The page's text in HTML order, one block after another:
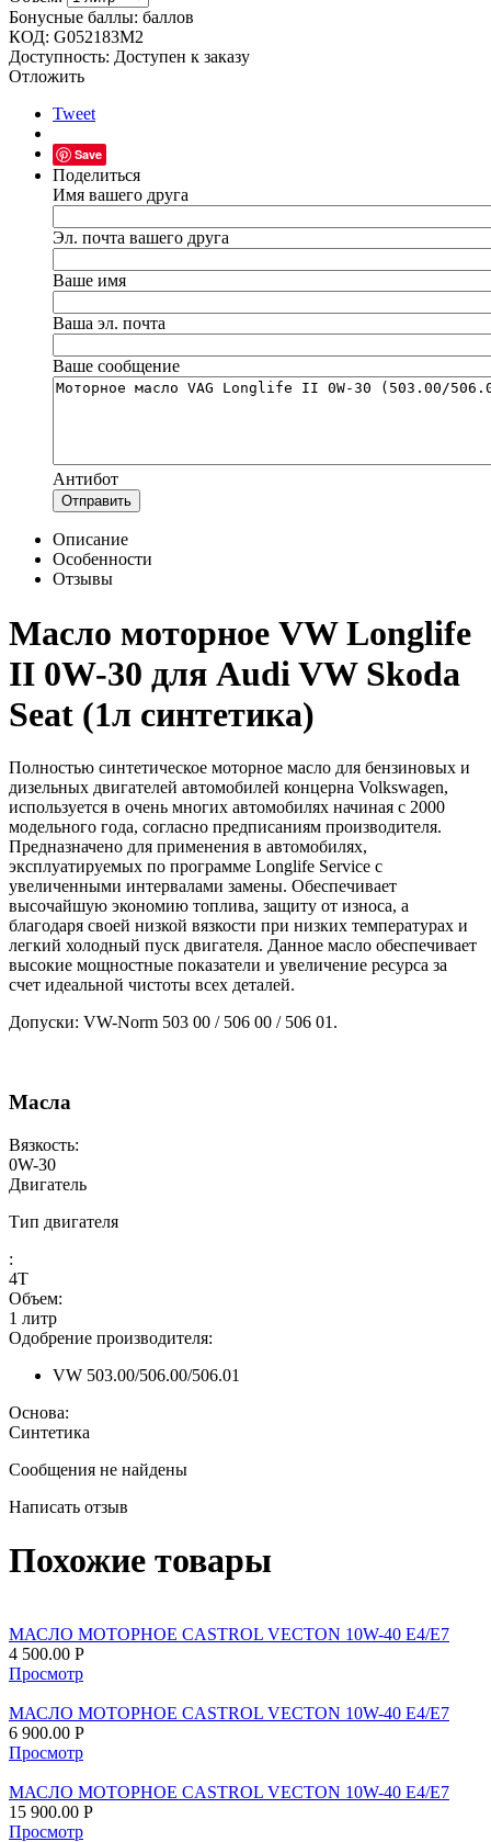
Бонусные баллы: баллов
КОД: G052183M2
Доступность: Доступен к заказу
Отложить
Tweet
Save
Поделиться
Имя вашего друга
Эл. почта вашего друга
Ваше имя
Ваша эл. почта
Ваше сообщение
Антибот
Отправить
Описание
Особенности
Отзывы
Масло моторное VW Longlife
II 0W-30 для Audi VW Skoda
Seat (1л синтетика)
Полностью синтетическое моторное масло для бензиновых и
дизельных двигателей автомобилей концерна Volkswagen,
используется в очень многих автомобилях начиная с 2000
модельного года, согласно предписаниям производителя.
Предназначено для применения в автомобилях,
эксплуатируемых по программе Longlife Service с
увеличенными интервалами замены. Обеспечивает
высочайшую экономию топлива, защиту от износа, а
благодаря своей низкой вязкости при низких температурах и
легкий холодный пуск двигателя. Данное масло обеспечивает
высокие мощностные показатели и увеличение ресурса за
счет идеальной чистоты всех деталей.
Допуски: VW-Norm 503 00 / 506 00 / 506 01.
Масла
Вязкость:
0W-30
Двигатель
Тип двигателя
:
4Т
Объем:
1 литр
Одобрение производителя:
VW 503.00/506.00/506.01
Основа:
Синтетика
Сообщения не найдены
Написать отзыв
Похожие товары
МАСЛО МОТОРНОЕ CASTROL VECTON 10W-40 E4/E7
4 500.00 Р
Просмотр
МАСЛО МОТОРНОЕ CASTROL VECTON 10W-40 E4/E7
6 900.00 Р
Просмотр
МАСЛО МОТОРНОЕ CASTROL VECTON 10W-40 E4/E7
15 900.00 Р
Просмотр